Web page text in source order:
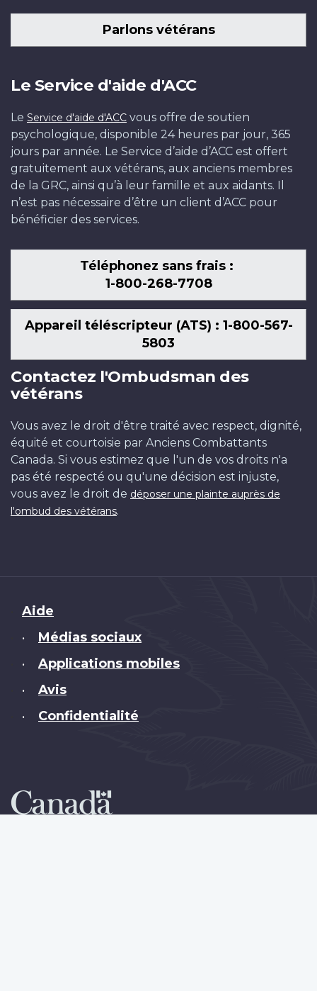
Parlons vétérans
Le Service d'aide d'ACC
Le Service d'aide d'ACC vous offre de soutien
psychologique, disponible 24 heures par jour, 365
jours par année. Le Service d’aide d’ACC est offert
gratuitement aux vétérans, aux anciens membres
de la GRC, ainsi qu’à leur famille et aux aidants. Il
n’est pas nécessaire d’être un client d’ACC pour
bénéficier des services.
Téléphonez sans frais :
1-800-268-7708
Appareil téléscripteur (ATS) : 1-800-567-
5803
Contactez l'Ombudsman des
vétérans
Vous avez le droit d'être traité avec respect, dignité,
équité et courtoisie par Anciens Combattants
Canada. Si vous estimez que l'un de vos droits n'a
pas été respecté ou qu'une décision est injuste,
vous avez le droit de déposer une plainte auprès de
l'ombud des vétérans.
Brand
Aide
• Médias sociaux
• Applications mobiles
• Avis
• Confidentialité